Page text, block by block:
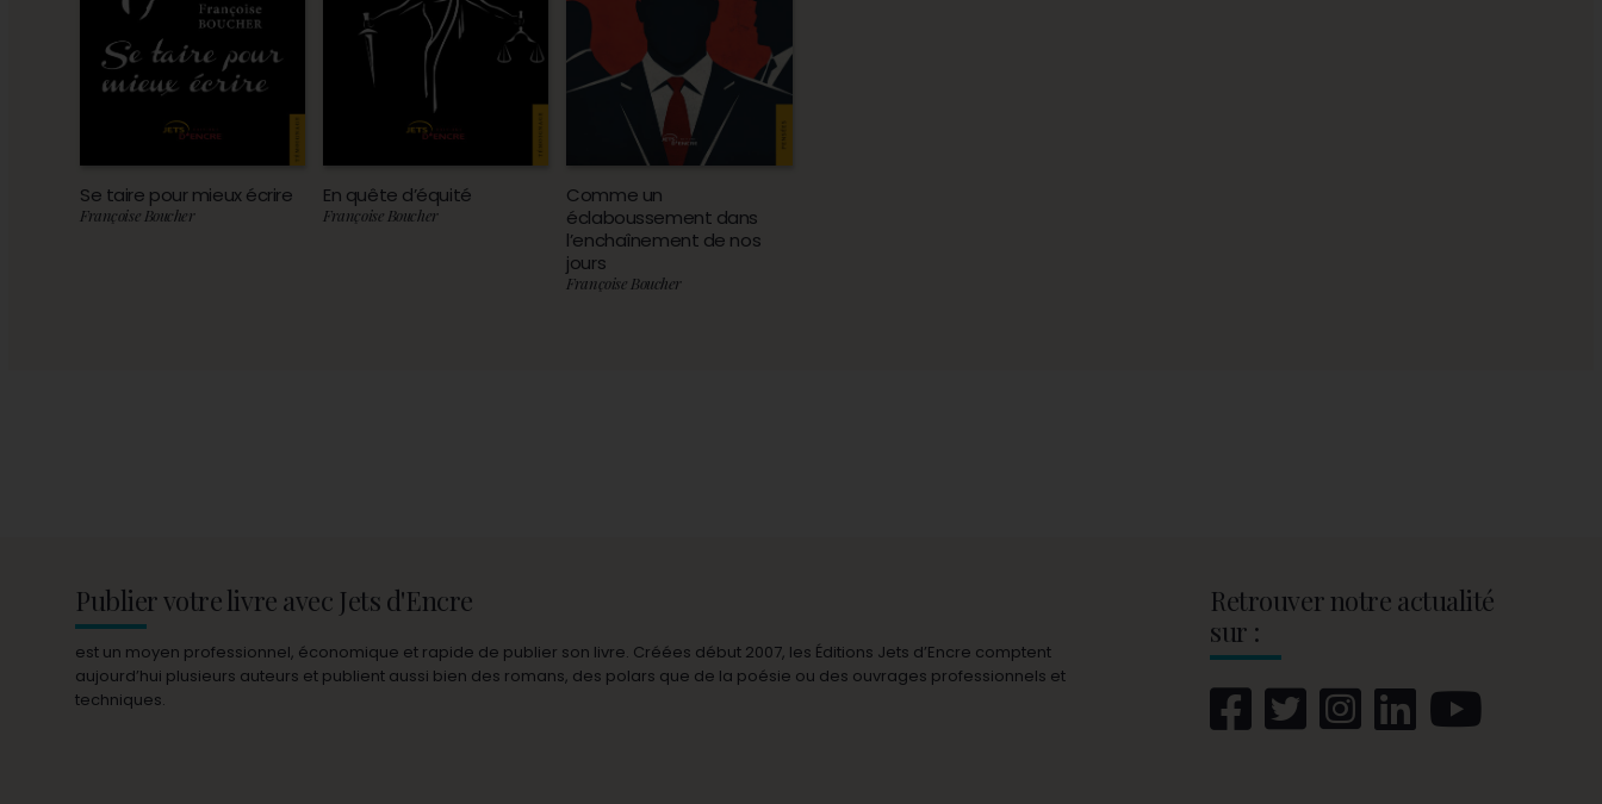
Se taire pour mieux écrire
Françoise Boucher
En quête d’équité
Françoise Boucher
Comme un
éclaboussement dans
l’enchaînement de nos
jours
Françoise Boucher
Publier votre livre avec Jets d'Encre
est un moyen professionnel, économique et rapide de publier son livre. Créées début 2007, les Éditions Jets d’Encre comptent
aujourd’hui plusieurs auteurs et publient aussi bien des romans, des polars que de la poésie ou des ouvrages professionnels et
techniques.
Retrouver notre actualité
sur :